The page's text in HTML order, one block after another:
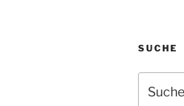
SUCHE
nach: